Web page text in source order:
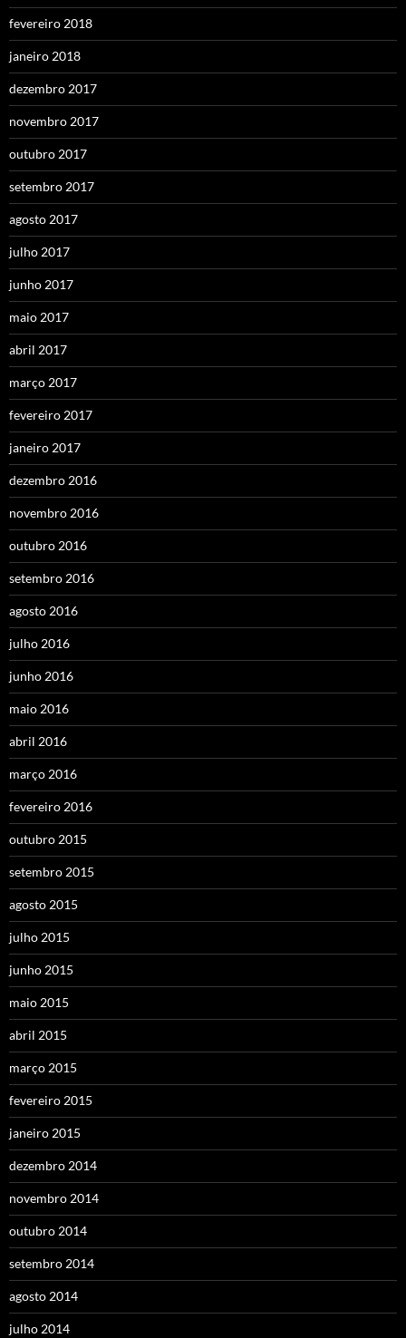
fevereiro 2018
janeiro 2018
dezembro 2017
novembro 2017
outubro 2017
setembro 2017
agosto 2017
julho 2017
junho 2017
maio 2017
abril 2017
março 2017
fevereiro 2017
janeiro 2017
dezembro 2016
novembro 2016
outubro 2016
setembro 2016
agosto 2016
julho 2016
junho 2016
maio 2016
abril 2016
março 2016
fevereiro 2016
outubro 2015
setembro 2015
agosto 2015
julho 2015
junho 2015
maio 2015
abril 2015
março 2015
fevereiro 2015
janeiro 2015
dezembro 2014
novembro 2014
outubro 2014
setembro 2014
agosto 2014
julho 2014